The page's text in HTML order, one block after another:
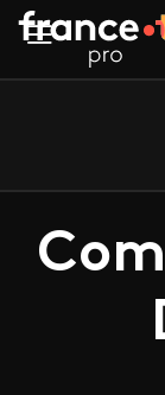
Aller au contenu